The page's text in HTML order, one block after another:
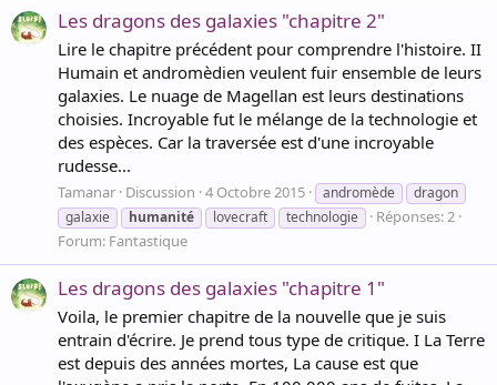
Les dragons des galaxies "chapitre 2"
Lire le chapitre précédent pour comprendre l'histoire. II
Humain et andromèdien veulent fuir ensemble de leurs
galaxies. Le nuage de Magellan est leurs destinations
choisies. Incroyable fut le mélange de la technologie et
des espèces. Car la traversée est d'une incroyable
rudesse...
Tamanar Discussion 4 Octobre 2015 andromède
dragon
galaxie
humanité lovecraft technologie
Réponses: 2
Forum: Fantastique
Les dragons des galaxies "chapitre 1"
Voila, le premier chapitre de la nouvelle que je suis
entrain d'écrire. Je prend tous type de critique. I La Terre
est depuis des années mortes, La cause est que